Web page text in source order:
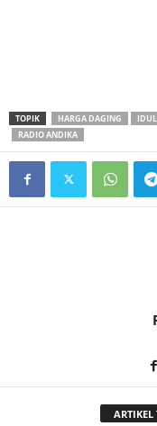
TOPIK HARGA DAGING
RADIO ANDIKA
ARTIKEL